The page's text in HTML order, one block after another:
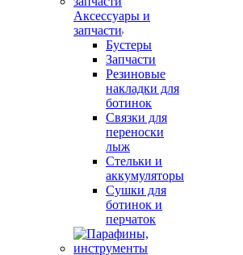
Аксессуары и
запчасти
Бустеры
Запчасти
Резиновые
накладки для
ботинок
Связки для
переноски
лыж
Стельки и
аккумуляторы
Сушки для
ботинок и
перчаток